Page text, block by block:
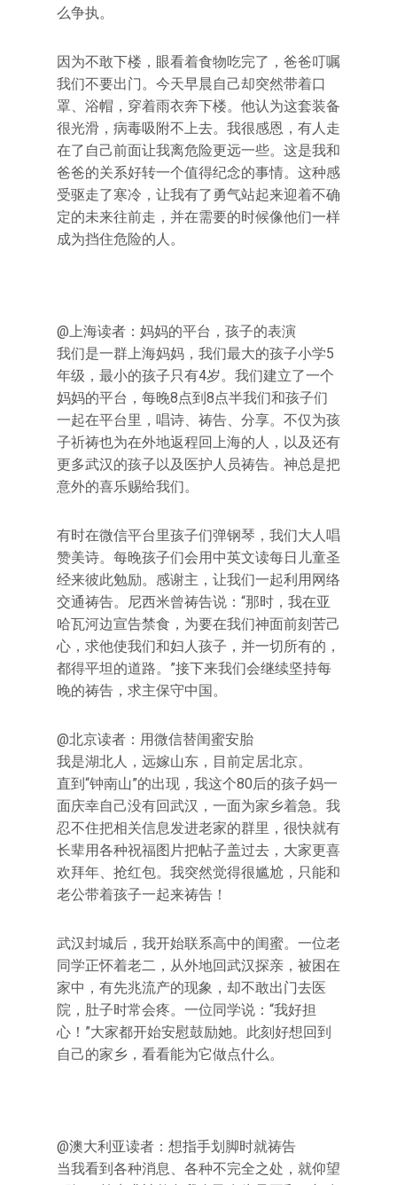
么争执。
因为不敢下楼，眼看着食物吃完了，爸爸叮嘱
我们不要出门。今天早晨自己却突然带着口
罩、浴帽，穿着雨衣奔下楼。他认为这套装备
很光滑，病毒吸附不上去。我很感恩，有人走
在了自己前面让我离危险更远一些。这是我和
爸爸的关系好转一个值得纪念的事情。这种感
受驱走了寒冷，让我有了勇气站起来迎着不确
定的未来往前走，并在需要的时候像他们一样
成为挡住危险的人。
@上海读者：妈妈的平台，孩子的表演
我们是一群上海妈妈，我们最大的孩子小学5
年级，最小的孩子只有4岁。我们建立了一个
妈妈的平台，每晚8点到8点半我们和孩子们
一起在平台里，唱诗、祷告、分享。不仅为孩
子祈祷也为在外地返程回上海的人，以及还有
更多武汉的孩子以及医护人员祷告。神总是把
意外的喜乐赐给我们。
有时在微信平台里孩子们弹钢琴，我们大人唱
赞美诗。每晚孩子们会用中英文读每日儿童圣
经来彼此勉励。感谢主，让我们一起利用网络
交通祷告。尼西米曾祷告说：“那时，我在亚
哈瓦河边宣告禁食，为要在我们神面前刻苦己
心，求他使我们和妇人孩子，并一切所有的，
都得平坦的道路。”接下来我们会继续坚持每
晚的祷告，求主保守中国。
@北京读者：用微信替闺蜜安胎
我是湖北人，远嫁山东，目前定居北京。
直到“钟南山”的出现，我这个80后的孩子妈一
面庆幸自己没有回武汉，一面为家乡着急。我
忍不住把相关信息发进老家的群里，很快就有
长辈用各种祝福图片把帖子盖过去，大家更喜
欢拜年、抢红包。我突然觉得很尴尬，只能和
老公带着孩子一起来祷告！
武汉封城后，我开始联系高中的闺蜜。一位老
同学正怀着老二，从外地回武汉探亲，被困在
家中，有先兆流产的现象，却不敢出门去医
院，肚子时常会疼。一位同学说：“我好担
心！”大家都开始安慰鼓励她。此刻好想回到
自己的家乡，看看能为它做点什么。
@澳大利亚读者：想指手划脚时就祷告
当我看到各种消息、各种不完全之处，就仰望